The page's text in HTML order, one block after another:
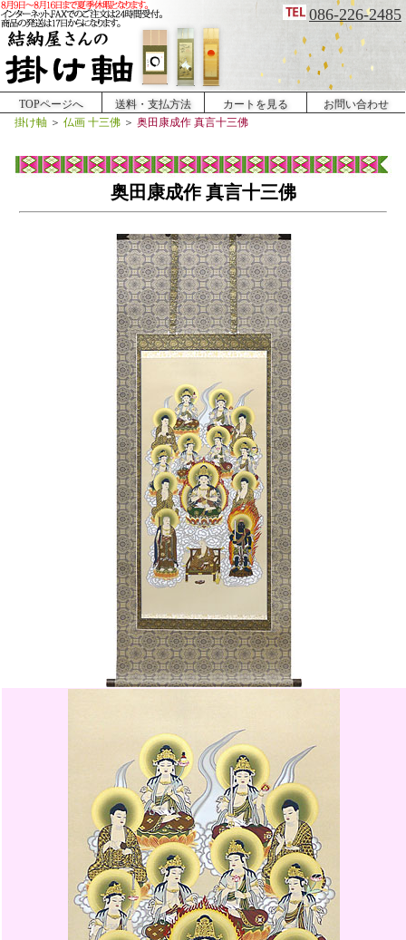
086-226-2485
TOPページへ 送料・支払方法 カートを見る
お問い合わせ
掛け軸 ＞ 仏画 十三佛 ＞ 奥田康成作 真言十三佛
奥田康成作 真言十三佛